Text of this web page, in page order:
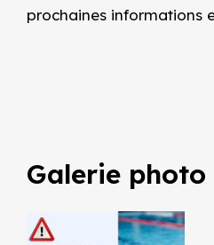
prochaines informations
Galerie photo